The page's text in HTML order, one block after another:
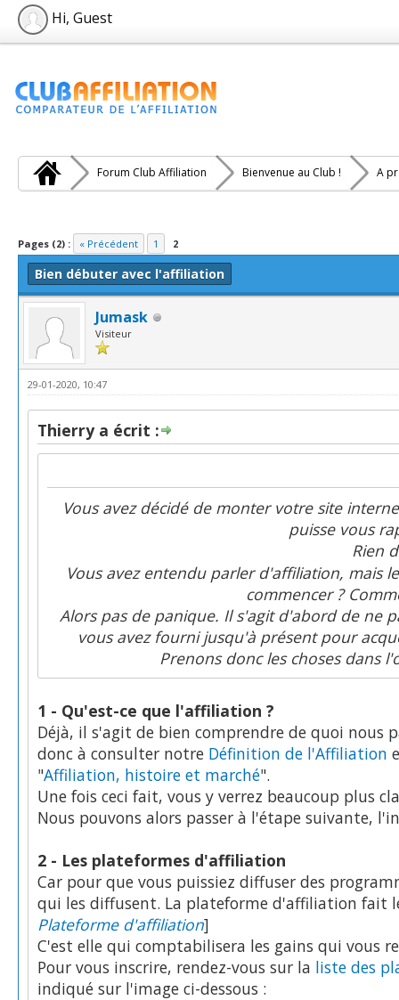
Hi, Guest
Forum Club Affiliation Bienvenue au Club ! A
Pages (2) : « Précédent 1 2
Bien débuter avec l'affiliation
Jumask
Visiteur
29-01-2020, 10:47
Thierry a écrit :
Vous avez décidé de monter votre site
puisse vous
Rien
Vous avez entendu parler d'affiliation, mais
commencer ?
Alors pas de panique. Il s'agit d'abord de ne
vous avez fourni jusqu'à présent pour
Prenons donc les choses dans
1 - Qu'est-ce que l'affiliation ?
Déjà, il s'agit de bien comprendre de quoi nous
donc à consulter notre Définition de l'Affiliation
"Affiliation, histoire et marché".
Une fois ceci fait, vous y verrez beaucoup plus
Nous pouvons alors passer à l'étape suivante,
2 - Les plateformes d'affiliation
Car pour que vous puissiez diffuser des
qui les diffusent. La plateforme d'affiliation fait
Plateforme d'affiliation]
C'est elle qui comptabilisera les gains qui vous
Pour vous inscrire, rendez-vous sur la liste des
indiqué sur l'image ci-dessous :